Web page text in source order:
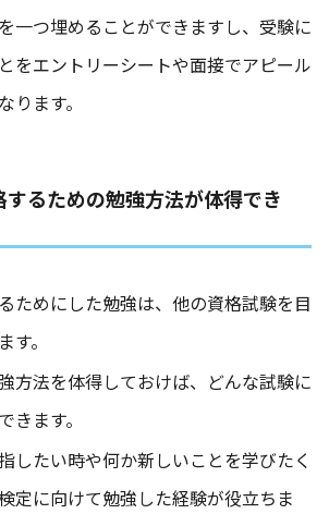
一つ埋めることができますし、受験に
をエントリーシートや面接でアピール
ります。
るための勉強方法が体得でき
ためにした勉強は、他の資格試験を目
。
方法を体得しておけば、どんな試験に
きます。
したい時や何か新しいことを学びたく
定に向けて勉強した経験が役立ちま